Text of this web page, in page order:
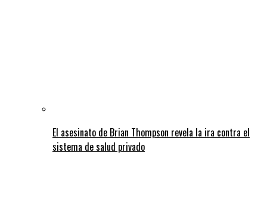
El asesinato de Brian Thompson revela la ira contra el
sistema de salud privado